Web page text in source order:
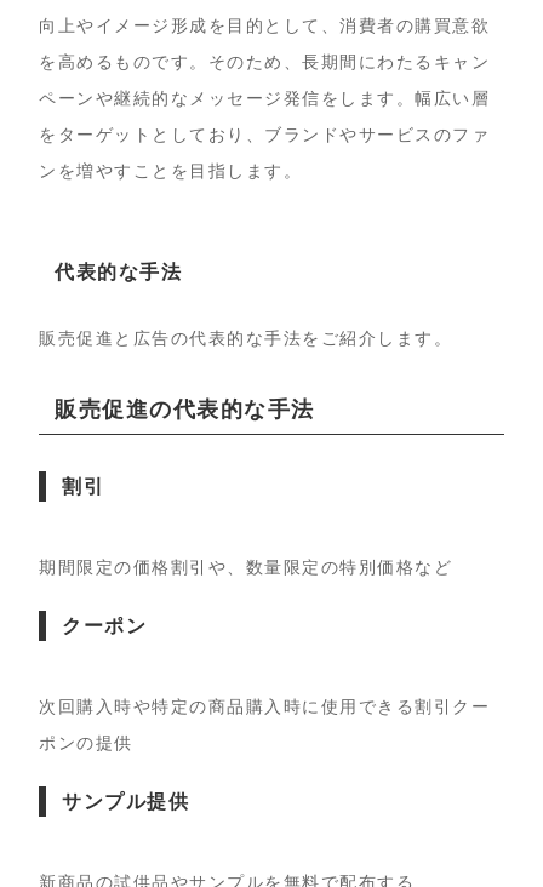
向上やイメージ形成を目的として、消費者の購買意欲
を高めるものです。そのため、長期間にわたるキャン
ペーンや継続的なメッセージ発信をします。幅広い層
をターゲットとしており、ブランドやサービスのファ
ンを増やすことを目指します。
代表的な手法
販売促進と広告の代表的な手法をご紹介します。
販売促進の代表的な手法
割引
期間限定の価格割引や、数量限定の特別価格など
クーポン
次回購入時や特定の商品購入時に使用できる割引クー
ポンの提供
サンプル提供
新商品の試供品やサンプルを無料で配布する